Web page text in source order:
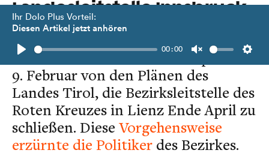
Ihr Dolo Plus Vorteil:
Diesen Artikel jetzt anhören
Play
00:00
Unmute
Landesleitstelle Innsbruck
In einem Brief
Osttiroler Gemeindeoberhäupter am
9. Februar von den Plänen des
Landes Tirol, die Bezirksleitstelle des
Roten Kreuzes in Lienz Ende April zu
schließen. Diese Vorgehensweise
erzürnte die Politiker des Bezirkes.